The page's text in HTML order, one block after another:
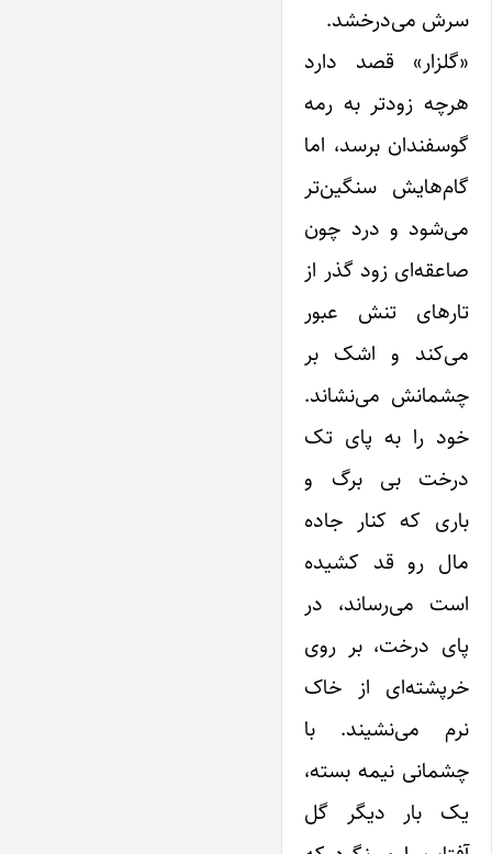
سرش می‌درخشد.
«گلزار» قصد دارد
هرچه زودتر به رمه
گوسفندان برسد، اما
گام‌هایش سنگین‌تر
می‌شود و درد چون
صاعقه‌ای زود گذر از
تارهای تنش عبور
می‌کند و ‌اشک بر
چشمانش می‌نشاند.
خود را به پای تک
درخت بی برگ و
باری که کنار جاده
مال رو قد کشیده
است می‌رساند، در
پای درخت، بر روی
خرپشته‌ای از خاک
نرم می‌نشیند. با
چشمانی نیمه بسته،
یک بار دیگر گل